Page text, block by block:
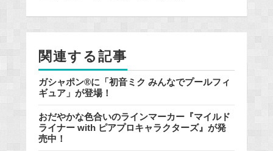
k
関連する記事
ガシャポン®に「初音ミク みんなでプールフィ
ギュア」が登場！
おだやかな色合いのラインマーカー『マイルド
ライナー with ピアプロキャラクターズ』が発
売中！